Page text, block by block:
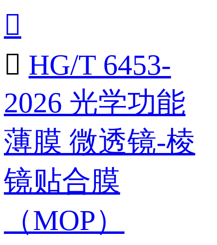

 HG/T 6453-
2026 光学功能
薄膜 微透镜-棱
镜贴合膜
（MOP）